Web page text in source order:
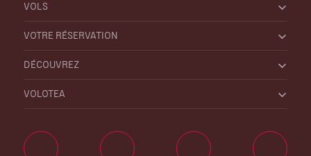
VOLS
VOTRE RÉSERVATION
DÉCOUVREZ
VOLOTEA